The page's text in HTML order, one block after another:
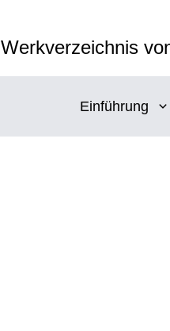
Werkverzeichnis
Einführung